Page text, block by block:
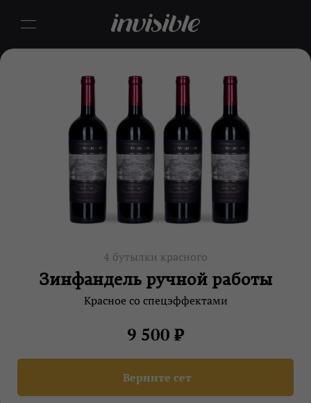
4 бутылки красного
Зинфандель ручной работы
Красное со спецэффектами
9 500 ₽
Верните сет